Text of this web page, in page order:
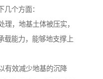
个方面：
理，地基土体被压实，
载能力，能够地支撑上
有效减少地基的沉降